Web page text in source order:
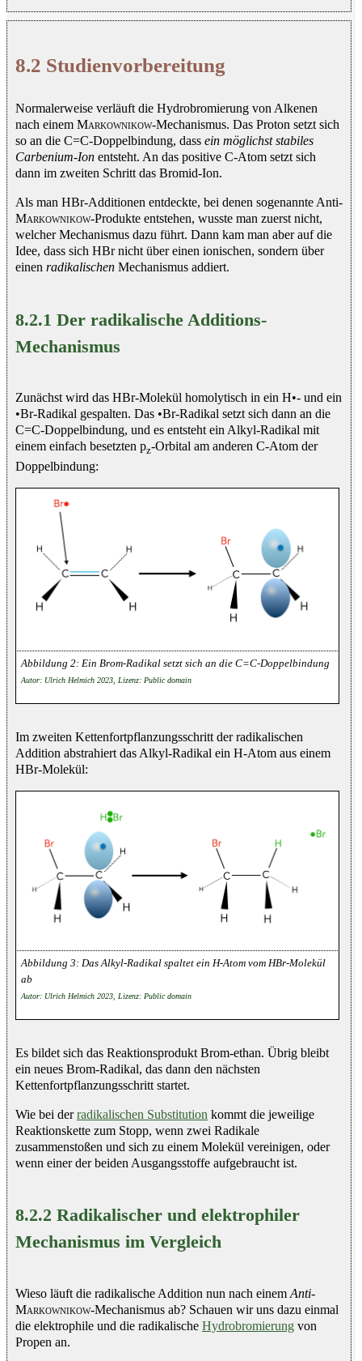
8.2 Studienvorbereitung
Normalerweise verläuft die Hydrobromierung von Alkenen
nach einem Markownikow-Mechanismus. Das Proton setzt sich
so an die C=C-Doppelbindung, dass ein möglichst stabiles
Carbenium-Ion entsteht. An das positive C-Atom setzt sich
dann im zweiten Schritt das Bromid-Ion.
Als man HBr-Additionen entdeckte, bei denen sogenannte Anti-
Markownikow-Produkte entstehen, wusste man zuerst nicht,
welcher Mechanismus dazu führt. Dann kam man aber auf die
Idee, dass sich HBr nicht über einen ionischen, sondern über
einen radikalischen Mechanismus addiert.
8.2.1 Der radikalische Additions-
Mechanismus
Zunächst wird das HBr-Molekül homolytisch in ein H•- und ein
•Br-Radikal gespalten. Das •Br-Radikal setzt sich dann an die
C=C-Doppelbindung, und es entsteht ein Alkyl-Radikal mit
einem einfach besetzten pz-Orbital am anderen C-Atom der
Doppelbindung:
Ein Brom-Radikal setzt sich an die C=C-Doppelbindung
Autor: Ulrich Helmich 2023, Lizenz: Public domain
Im zweiten Kettenfortpflanzungsschritt der radikalischen
Addition abstrahiert das Alkyl-Radikal ein H-Atom aus einem
HBr-Molekül:
Das Alkyl-Radikal spaltet ein H-Atom vom HBr-Molekül
ab
Autor: Ulrich Helmich 2023, Lizenz: Public domain
Es bildet sich das Reaktionsprodukt Brom-ethan. Übrig bleibt
ein neues Brom-Radikal, das dann den nächsten
Kettenfortpflanzungsschritt startet.
Wie bei derradikalischen Substitution kommt die jeweilige
Reaktionskette zum Stopp, wenn zwei Radikale
zusammenstoßen und sich zu einem Molekül vereinigen, oder
wenn einer der beiden Ausgangsstoffe aufgebraucht ist.
8.2.2 Radikalischer und elektrophiler
Mechanismus im Vergleich
Wieso läuft die radikalische Addition nun nach einem Anti-
Markownikow-Mechanismus ab? Schauen wir uns dazu einmal
die elektrophile und die radikalische Hydrobromierung von
Propen an.